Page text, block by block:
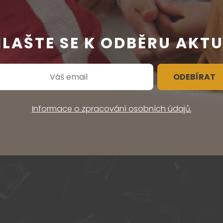
SE K ODBĚRU
ODEBÍRAT
Informace o zpracování osobních údajů.